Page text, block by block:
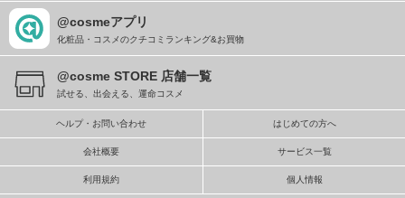
@cosmeアプリ
化粧品・コスメのクチコミランキング&お買物
@cosme STORE 店舗一覧
試せる、出会える、運命コスメ
ヘルプ・お問い合わせ はじめての方へ
会社概要 サービス一覧
利用規約 個人情報